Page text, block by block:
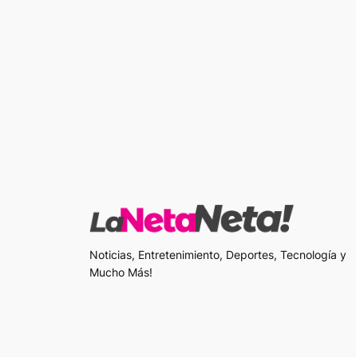
Noticias, Entretenimiento, Deportes, Tecnología y
Mucho Más!